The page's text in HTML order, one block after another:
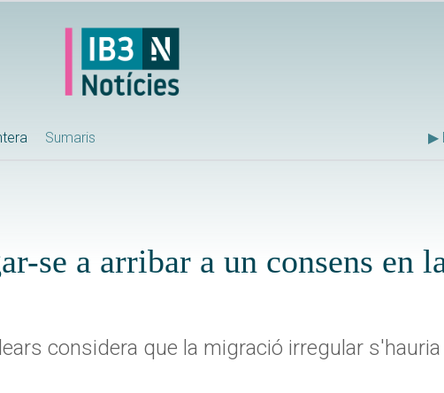
Sumaris ▶
se a arribar a un consens en
considera que la migració irregular